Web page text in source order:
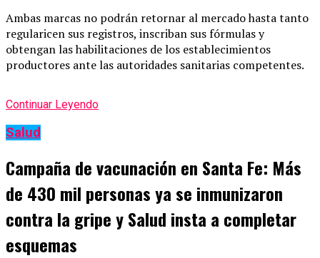
Ambas marcas no podrán retornar al mercado hasta tanto
regularicen sus registros, inscriban sus fórmulas y
obtengan las habilitaciones de los establecimientos
productores ante las autoridades sanitarias competentes.
Continuar Leyendo
Salud
Campaña de vacunación en Santa Fe: Más
de 430 mil personas ya se inmunizaron
contra la gripe y Salud insta a completar
esquemas